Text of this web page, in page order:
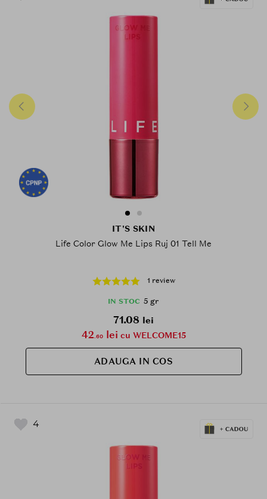
IT'S SKIN
Life Color Glow Me Lips Ruj 01 Tell Me
1 review
IN STOC 5 gr
71.08 lei
42.60lei cu WELCOME15
ADAUGA IN COS
4